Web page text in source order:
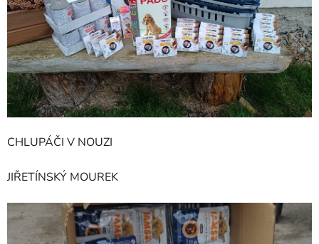
CHLUPÁČI V NOUZI
JIŘETÍNSKÝ MOUREK